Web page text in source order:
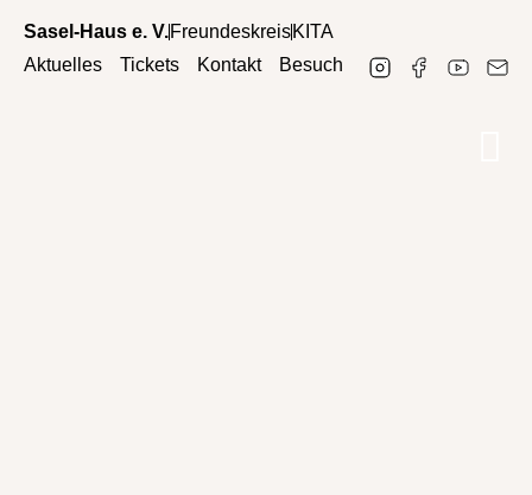
Sasel-Haus e. V.FreundeskreisKITA
Aktuelles
Tickets Kontakt Besuch